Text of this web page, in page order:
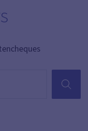
ZOEKEN